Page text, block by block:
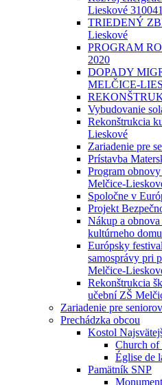
Lieskové
TRIEDENÝ
Lieskové
PROGRAM
2020
DOPADY
MELČICE-
Vybudovanie
Rekonštrukcia
Lieskové
Zariadenie pre
Prístavba
Program
Melčice-
Spoločne v
Projekt
Nákup a
kultúrneho
Európsky
samosprávy pri
Melčice-
Rekonštrukcia
učební ZŠ
Zariadenie pre seniorov
Prechádzka obcou
Kostol
Church
Église de
Pamätník SNP